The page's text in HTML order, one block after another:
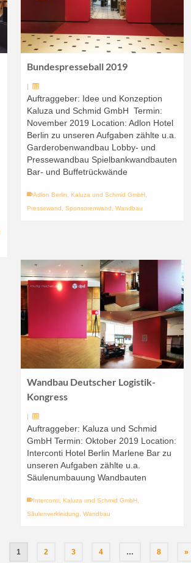
Bundespresseball 2019
|
Auftraggeber: Idee und Konzeption
Kaluza und Schmid GmbH Termin:
November 2019 Location: Adlon Hotel
Berlin zu unseren Aufgaben zählte u.a.
Garderobenwandbau Lobby- und
Pressewandbau Spielbankwandbauten
Bar- und Buffetrückwände
Adlon Berlin ,Kaluza und Schmid GmbH
Pressewand
,Sponsorenwand ,Wandbau
Wandbau Deutscher Logistik-
Kongress
|
Auftraggeber: Kaluza und Schmid
GmbH Termin: Oktober 2019 Location:
Interconti Hotel Berlin Marlene Bar zu
unseren Aufgaben zählte u.a.
Säulenumbauung Wandbauten
Interconti ,Kaluza und Schmid GmbH
Säulenverkleidung
,Wandbau
1 2 3 4 … 8 »